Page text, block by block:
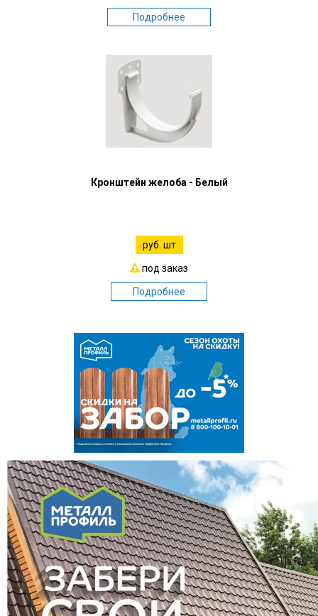
Подробнее
Кронштейн желоба - Белый
руб. шт
под заказ
Подробнее